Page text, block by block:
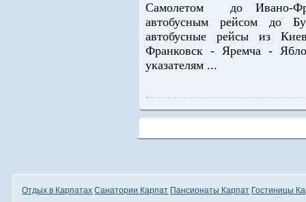
Самолетом до Ивано-
автобусным рейсом до
автобусные рейсы из
Франковск - Яремча -
указателям ...
Отдых в Карпатах Санатории Карпат Пансионаты Карпат Гостиницы